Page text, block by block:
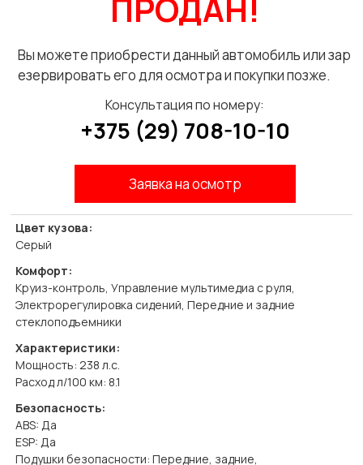
ПРОДАН!
Вы можете приобрести данный автомобиль или зар
езервировать его для осмотра и покупки позже.
Консультация по номеру:
+375 (29) 708-10-10
Заявка на осмотр
Цвет кузова:
Серый
Комфорт:
Круиз-контроль, Управление мультимедиа с руля,
Электрорегулировка сидений, Передние и задние
стеклоподъемники
Характеристики:
Мощность: 238 л.с.
Расход л/100 км: 8.1
Безопасность:
ABS: Да
ESP: Да
Подушки безопасности: Передние, задние,